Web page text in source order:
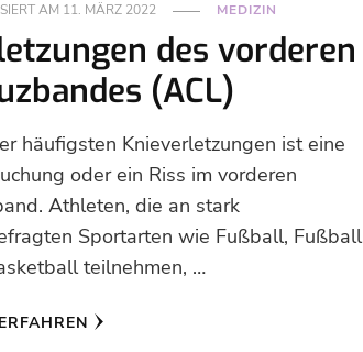
AM 11. MÄRZ 2022 MEDIZIN
des vorderen
(ACL)
häufigsten Knieverletzungen ist eine
oder ein Riss im vorderen
Athleten, die an stark
Sportarten wie Fußball, Fußball
teilnehmen, …